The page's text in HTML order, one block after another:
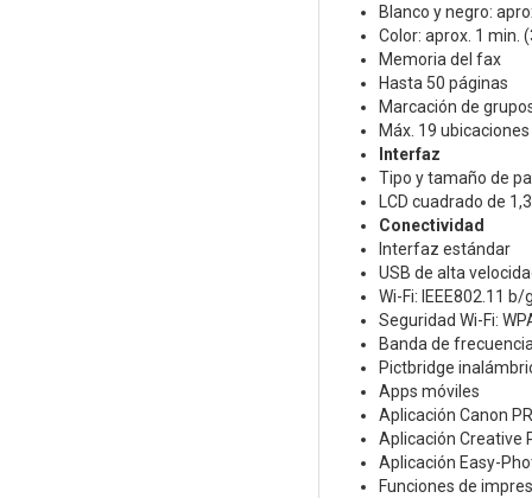
Blanco y negro:
Color: aprox. 1 min.
Memoria del fax
Hasta 50 páginas
Marcación de
Máx. 19 ubicaciones
Interfaz
Tipo y tamaño de
LCD cuadrado de
Conectividad
Interfaz estándar
USB de alta
Wi-Fi: IEEE802.11
Seguridad Wi-Fi:
Banda de
Pictbridge
Apps móviles
Aplicación Canon
Aplicación Creative
Aplicación Easy-
Funciones de